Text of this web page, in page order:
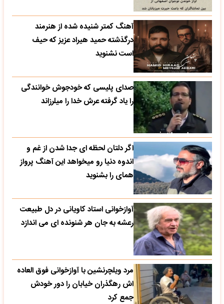
آهنگ کمتر شنیده شده از هنرمند
درگذشته حمید هیراد عزیز که حیف
است نشنوید
صدای پلیسی که خودجوش خوانندگی
را یاد گرفته عرش خدا را میلرزاند
اگر دلتان لحظه ای جدا شدن از غم و
اندوه دنیا رو میخواهد این آهنگ پرواز
همای را بشنوید
آوازخوانی استاد کاویانی در دل طبیعت
رعشه به جان هر شنونده ای می اندازد
مرد ویلچرنشین با آوازخوانی فوق العاده
اش رهگذران خیابان را دور خودش
جمع کرد